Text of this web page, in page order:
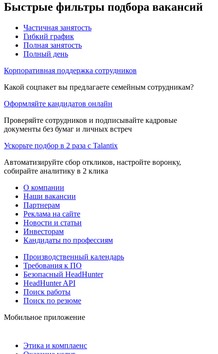
Быстрые фильтры подбора вакансий
Частичная занятость
Гибкий график
Полная занятость
Полный день
Корпоративная поддержка сотрудников
Какой соцпакет вы предлагаете семейным сотрудникам?
Оформляйте кандидатов онлайн
Проверяйте сотрудников и подписывайте кадровые
документы без бумаг и личных встреч
Ускорьте подбор в 2 раза с Talantix
Автоматизируйте сбор откликов, настройте воронку,
собирайте аналитику в 2 клика
О компании
Наши вакансии
Партнерам
Реклама на сайте
Новости и статьи
Инвесторам
Кандидаты по профессиям
Производственный календарь
Требования к ПО
Безопасный HeadHunter
HeadHunter API
Поиск работы
Поиск по резюме
Мобильное приложение
Этика и комплаенс